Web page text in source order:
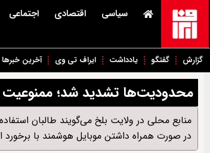
سیاسی اقتصادی اجتماعی
گزارش گفتگو یادداشت ایراف تی وی آخرین خبرها
محدودیت‌ها تشدید شد؛ ممنوعیت
منابع محلی در ولایت بلخ می‌گویند طالبان
در صورت همراه داشتن موبایل هوشمند با برخورد